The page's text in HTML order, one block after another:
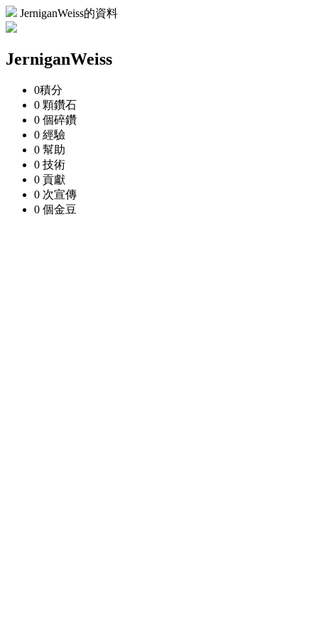
JerniganWeiss的資料
JerniganWeiss
0積分
0 顆鑽石
0 個碎鑽
0 經驗
0 幫助
0 技術
0 貢獻
0 次宣傳
0 個金豆